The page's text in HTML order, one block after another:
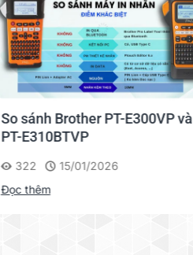
So sánh Brother PT-E300VP và
PT-E310BTVP
322
15/01/2026
Đọc thêm